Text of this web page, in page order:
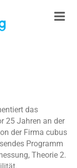
das
25 Jahren an der
der Firma cubus
Programm
Theorie 2.